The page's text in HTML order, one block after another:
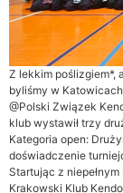
Z lekkim poślizgiem*,
byliśmy w
@Polski Związek
klub wystawił trzy
Kategoria open:
doświadczenie
Startując z
Krakowski Klub